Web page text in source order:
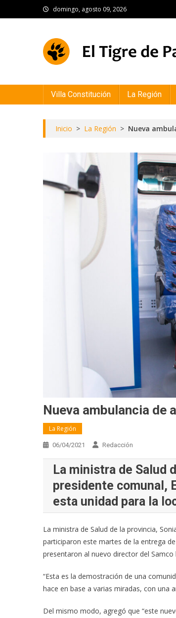
to
domingo, agosto 09, 2026
Villa Constitución La Región
Inicio > La Región > Nueva
Nueva ambulancia de
La Región
06/04/2021 Redacción
La ministra de Salud
presidente comunal,
esta unidad para la
La ministra de Salud de la provincia,
participaron este martes de la entrega
presentaron al nuevo director del Samco
“Esta es la demostración de una
hace en base a varias miradas, con una
Del mismo modo, agregó que “este